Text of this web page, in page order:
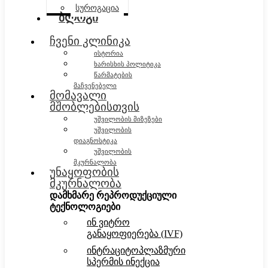
სუროგაცია
ბლოგი
ჩვენი კლინიკა
ისტორია
ხარისხის პოლიტიკა
წარმატების
მაჩვენებელი
მომავალი
მშობლებისთვის
უშვილობის მიზეზები
უშვილობის
დიაგნოსტიკა
უშვილობის
მკურნალობა
უნაყოფობის
მკურნალობა
დამხმარე რეპროდუქციული
ტექნოლოგიები
ინ ვიტრო
განაყოფიერება (IVF)
ინტრაციტოპლაზმური
სპერმის ინექცია